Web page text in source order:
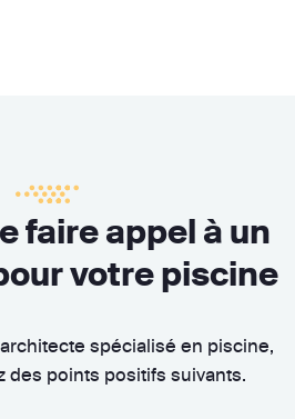
faire appel à un
votre piscine
spécialisé en piscine,
des points positifs suivants.